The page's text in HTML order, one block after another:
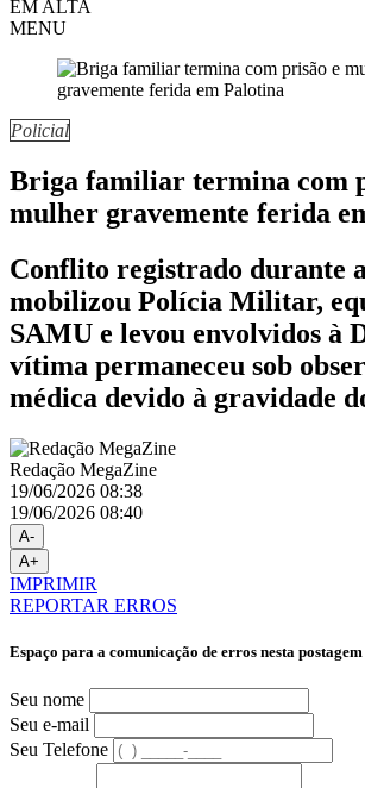
EM ALTA
MENU
Policial
Briga familiar termina com
mulher gravemente ferida
Conflito registrado durante
mobilizou Polícia Militar,
SAMU e levou envolvidos à
vítima permaneceu sob
médica devido à gravidade
Redação MegaZine
19/06/2026 08:38
19/06/2026 08:40
A-
A+
IMPRIMIR
REPORTAR ERROS
Espaço para a comunicação de erros nesta postagem
Seu nome
Seu e-mail
Seu Telefone